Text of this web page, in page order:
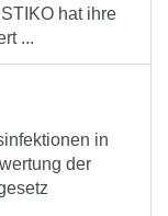
hat ihre
...
in
der